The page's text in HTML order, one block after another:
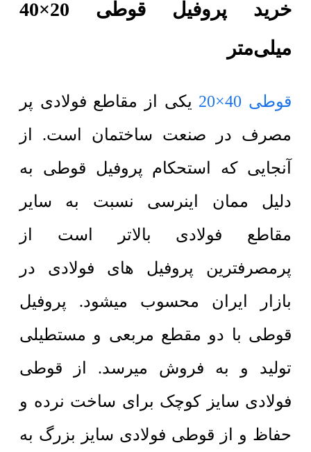
خرید پروفیل قوطی 20×40
میلی‌متر
قوطی 40×20
یکی از مقاطع فولادی پر
مصرف در صنعت ساختمان است. از
آنجایی که استحکام پروفیل قوطی به
دلیل ممان اینرسی نسبت به سایر
مقاطع فولادی بالاتر است از
پرمصرفترین پروفیل های فولادی در
بازار ایران محسوب میشود. پروفیل
قوطی با دو مقطع مربعی و مستطیلی
تولید و به فروش میرسد. از قوطی
فولادی سایز کوچک برای ساخت نرده و
حفاظ و از قوطی فولادی سایز بزرگ به